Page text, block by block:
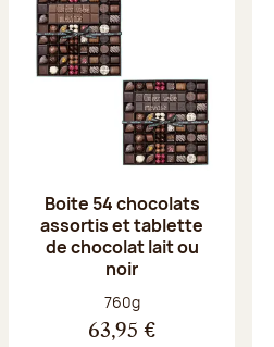
Boite 54 chocolats
assortis et tablette
de chocolat lait ou
noir
Poids net :
760g
63,95 €